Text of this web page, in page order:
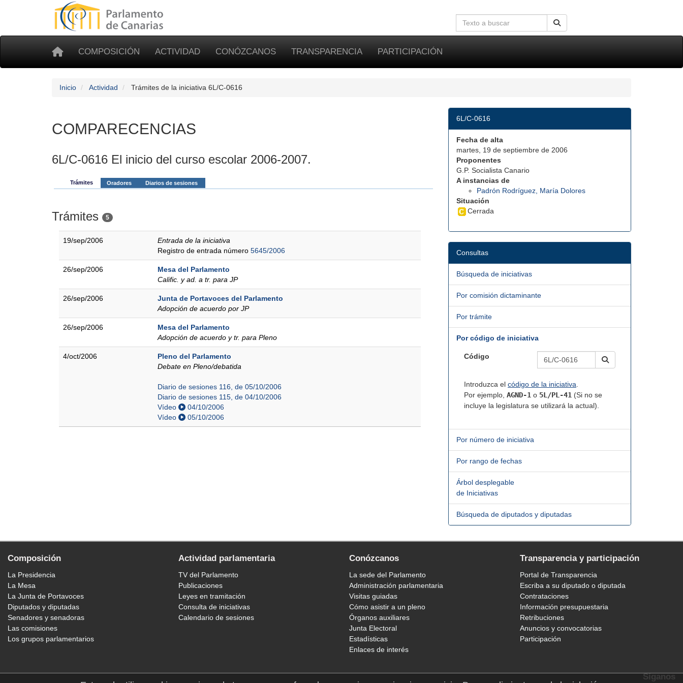
COMPOSICIÓN ACTIVIDAD CONÓZCANOS TRANSPARENCIA PARTICIPACIÓN
Inicio Actividad Trámites de la iniciativa 6L/C-0616
COMPARECENCIAS
6L/C-0616 El inicio del curso escolar 2006-2007.
Trámites Oradores Diarios de sesiones
Trámites 5
19/sep/2006
Entrada de la iniciativa
Registro de entrada número 5645/2006
26/sep/2006
Mesa del Parlamento
Calific. y ad. a tr. para JP
26/sep/2006
Junta de Portavoces del Parlamento
Adopción de acuerdo por JP
26/sep/2006
Mesa del Parlamento
Adopción de acuerdo y tr. para Pleno
4/oct/2006
Pleno del Parlamento
Debate en Pleno/debatida
Diario de sesiones 116, de 05/10/2006
Diario de sesiones 115, de 04/10/2006
Vídeo
04/10/2006
Vídeo
05/10/2006
6L/C-0616
Fecha de alta
martes, 19 de septiembre de 2006
Proponentes
G.P. Socialista Canario
A instancias de
Padrón Rodríguez, María Dolores
Situación
Cerrada
Consultas
Búsqueda de iniciativas
Por comisión dictaminante
Por trámite
Por código de iniciativa
Código
Introduzca el código de la iniciativa.
Por ejemplo, AGND-1 o 5L/PL-41 (Si no se
incluye la legislatura se utilizará la actual).
Por número de iniciativa
Por rango de fechas
Árbol desplegable
de Iniciativas
Búsqueda de diputados y diputadas
Composición
La Presidencia
La Mesa
La Junta de Portavoces
Diputados y diputadas
Senadores y senadoras
Las comisiones
Los grupos parlamentarios
Actividad parlamentaria
TV del Parlamento
Publicaciones
Leyes en tramitación
Consulta de iniciativas
Calendario de sesiones
Conózcanos
La sede del Parlamento
Administración parlamentaria
Visitas guiadas
Cómo asistir a un pleno
Órganos auxiliares
Junta Electoral
Estadísticas
Enlaces de interés
Transparencia y participación
Portal de Transparencia
Escriba a su diputado o diputada
Contrataciones
Información presupuestaria
Retribuciones
Anuncios y convocatorias
Participación
Síganos